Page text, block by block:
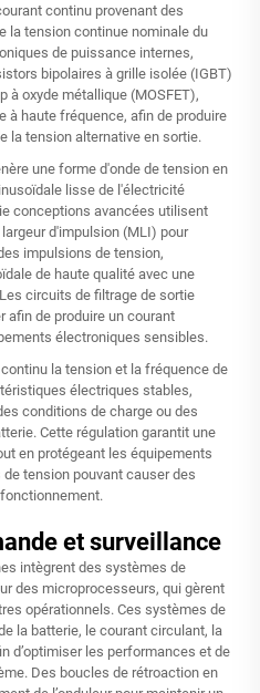
continu provenant des
la tension continue nominale du
de puissance internes,
bipolaires à grille isolée (IGBT)
oxyde métallique (MOSFET),
haute fréquence, afin de produire
la tension alternative en sortie.
une forme d'onde de tension en
lisse de l'électricité
conceptions avancées utilisent
d'impulsion (MLI) pour
impulsions de tension,
de haute qualité avec une
circuits de filtrage de sortie
afin de produire un courant
électroniques sensibles.
la tension et la fréquence de
électriques stables,
conditions de charge ou des
Cette régulation garantit une
en protégeant les équipements
tension pouvant causer des
et surveillance
intègrent des systèmes de
des microprocesseurs, qui gèrent
opérationnels. Ces systèmes de
la batterie, le courant circulant, la
d’optimiser les performances et de
Des boucles de rétroaction en